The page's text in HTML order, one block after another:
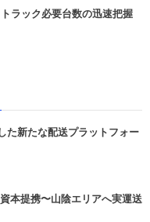
ラック必要台数の迅速把握
新たな配送プラットフォー
本提携〜山陰エリアへ実運送